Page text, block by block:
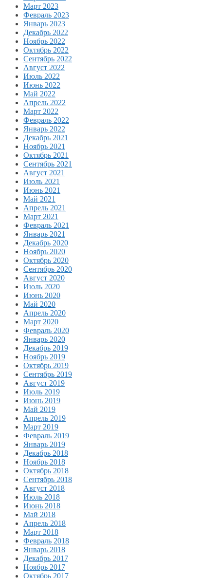
Март 2023
Февраль 2023
Январь 2023
Декабрь 2022
Ноябрь 2022
Октябрь 2022
Сентябрь 2022
Август 2022
Июль 2022
Июнь 2022
Май 2022
Апрель 2022
Март 2022
Февраль 2022
Январь 2022
Декабрь 2021
Ноябрь 2021
Октябрь 2021
Сентябрь 2021
Август 2021
Июль 2021
Июнь 2021
Май 2021
Апрель 2021
Март 2021
Февраль 2021
Январь 2021
Декабрь 2020
Ноябрь 2020
Октябрь 2020
Сентябрь 2020
Август 2020
Июль 2020
Июнь 2020
Май 2020
Апрель 2020
Март 2020
Февраль 2020
Январь 2020
Декабрь 2019
Ноябрь 2019
Октябрь 2019
Сентябрь 2019
Август 2019
Июль 2019
Июнь 2019
Май 2019
Апрель 2019
Март 2019
Февраль 2019
Январь 2019
Декабрь 2018
Ноябрь 2018
Октябрь 2018
Сентябрь 2018
Август 2018
Июль 2018
Июнь 2018
Май 2018
Апрель 2018
Март 2018
Февраль 2018
Январь 2018
Декабрь 2017
Ноябрь 2017
Октябрь 2017